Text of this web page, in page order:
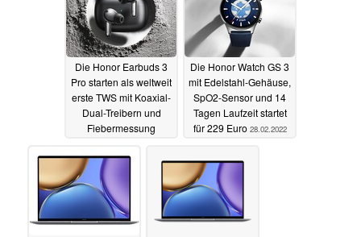
Die Honor Earbuds 3
Pro starten als weltweit
erste TWS mit Koaxial-
Dual-Treibern und
Fiebermessung
Die Honor Watch GS 3
mit Edelstahl-Gehäuse,
SpO2-Sensor und 14
Tagen Laufzeit startet
für 229 Euro 28.02.2022